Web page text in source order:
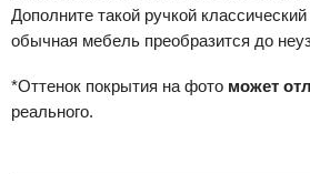
Дополните такой ручкой
обычная мебель преобразится до
*Оттенок покрытия на фото может
реального.